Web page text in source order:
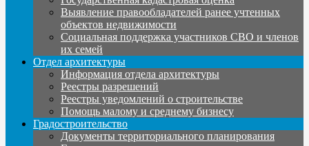
Выявление правообладателей ранее учтенных
объектов недвижимости
Социальная поддержка участников СВО и членов
их семей
Отдел архитектуры
Информация отдела архитектуры
Реестры разрешений
Реестры уведомлений о строительстве
Помощь малому и среднему бизнесу
Градостроительство
Документы территориального планирования